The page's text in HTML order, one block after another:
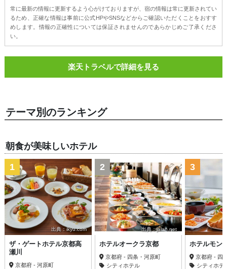
常に最新の情報に更新するよう心がけておりますが、宿の情報は常に更新されてい
るため、正確な情報は事前に公式HPやSNSなどからご確認いただくことをおすす
めします。情報の正確性については保証されませんのであらかじめご了承くださ
い。
楽天トラベルで詳細を見る
テーマ別のランキング
朝食が美味しいホテル
出典：ikyu.com
1
ザ・ゲートホテル京都高
瀬川
京都府 - 河原町
出典：jalan.net
2
ホテルオークラ京都
京都府 - 四条・河原町
シティホテル
3
ホテルモン
京都府 - 四
シティホテ